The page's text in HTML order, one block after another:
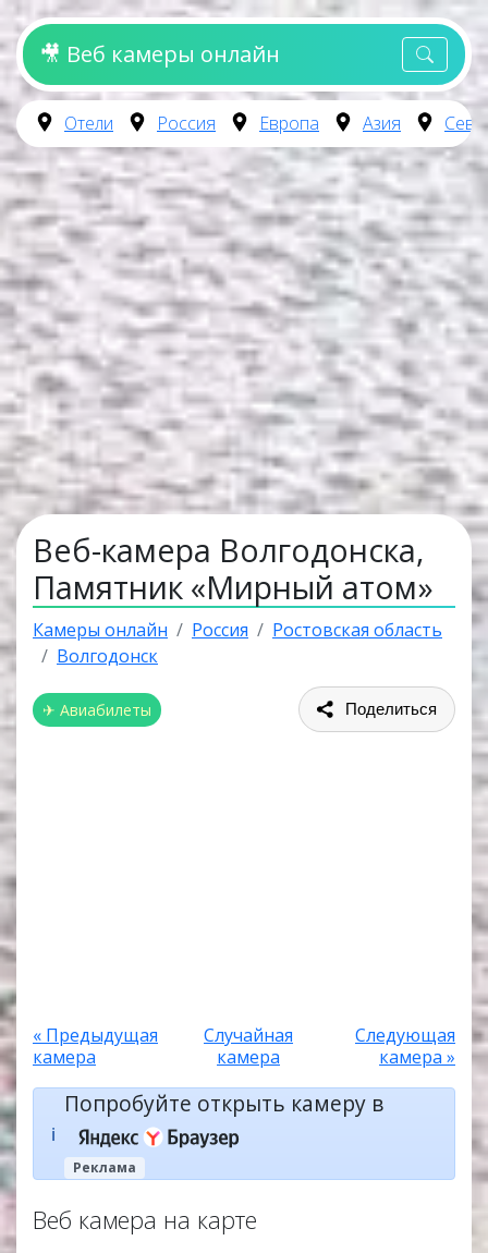
🎥 Веб камеры онлайн
Отели Россия Европа Азия
Веб-камера Волгодонска,
Памятник «Мирный атом»
Камеры онлайн Россия
Ростовская область
Волгодонск
✈ Авиабилеты Поделиться
« Предыдущая
камера
Случайная
камера
Следующая
камера »
ℹ️
Попробуйте открыть камеру в
Реклама
Веб камера на карте